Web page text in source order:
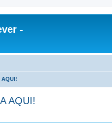
-
AQUI!
AQUI!